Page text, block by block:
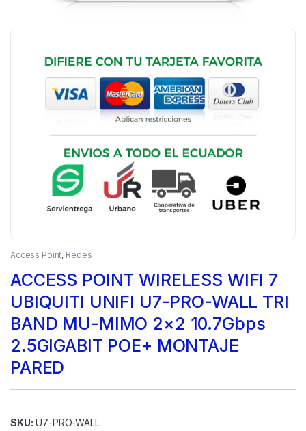
Access Point, Redes
ACCESS POINT WIRELESS WIFI 7
UBIQUITI UNIFI U7-PRO-WALL TRI
BAND MU-MIMO 2×2 10.7Gbps
2.5GIGABIT POE+ MONTAJE
PARED
SKU: U7-PRO-WALL